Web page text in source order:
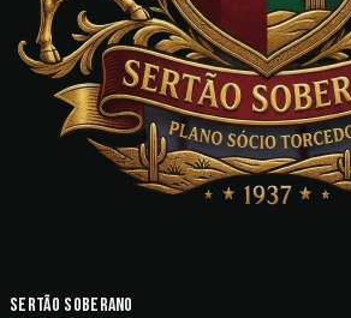
Sertão Soberano